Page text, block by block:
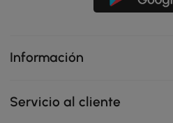
Información
Servicio al cliente